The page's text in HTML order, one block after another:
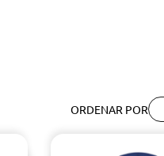
ORDENAR POR